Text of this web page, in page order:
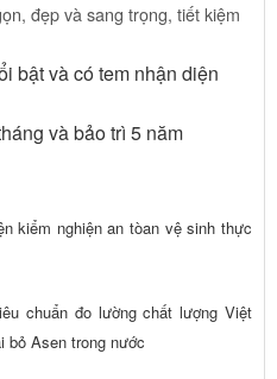
đẹp và sang trọng, tiết kiệm
bật và có tem nhận diện
và bảo trì 5 năm
kiểm nghiện an tòan vệ sinh thực
chuẩn đo lường chất lượng Việt
bỏ Asen trong nước